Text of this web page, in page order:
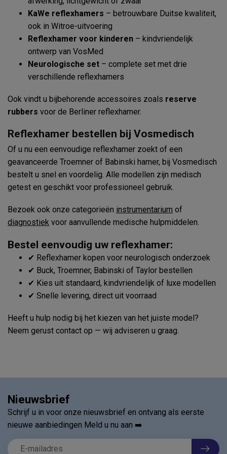
KaWe reflexhamers – betrouwbare Duitse kwaliteit,
ook in Witroe-uitvoering
Reflexhamer voor kinderen – kindvriendelijk
ontwerp van VosMed
Neurologische set – complete set met drie
verschillende reflexhamers
Ook vindt u bijbehorende accessoires zoals reserve
rubbers voor de Berliner reflexhamer.
Reflexhamer bestellen bij Vosmedisch
Of u nu een eenvoudige reflexhamer zoekt of een
geavanceerde Troemner of Babinski hamer, bij Vosmedisch
bestelt u snel en voordelig. Alle modellen zijn medisch
getest en geschikt voor professioneel gebruik.
Bezoek ook onze categorieën instrumentarium of
diagnostiek voor aanvullende medische hulpmiddelen.
Bestel eenvoudig uw reflexhamer:
✔ Reflexhamer kopen voor neurologisch onderzoek
✔ Buck, Troemner, Babinski of Taylor bestellen
✔ Kies uit standaard, kindvriendelijk of luxe modellen
✔ Snelle levering, direct uit voorraad
Heeft u hulp nodig bij het kiezen van het juiste model?
Neem gerust contact op — wij adviseren u graag.
Nieuwsbrief
Schrijf u in voor onze nieuwsbrief en ontvang als eerste
nieuwe aanbiedingen Meld u nu aan ➡️